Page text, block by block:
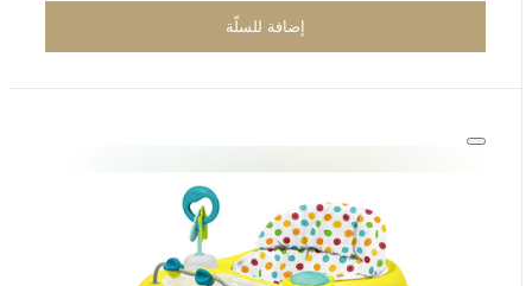
إضافة للسلّة